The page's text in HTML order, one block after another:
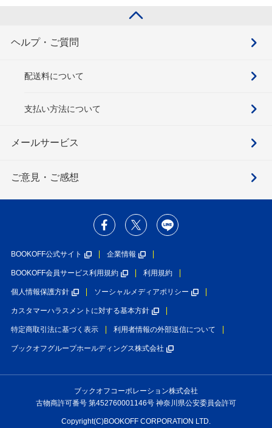
ヘルプ・ご質問
配送料について
支払い方法について
メールサービス
ご意見・ご感想
BOOKOFF公式サイト 企業情報
BOOKOFF会員サービス利用規約 利用規約
個人情報保護方針 ソーシャルメディアポリシー
カスタマーハラスメントに対する基本方針
特定商取引法に基づく表示 利用者情報の外部送信について
ブックオフグループホールディングス株式会社
ブックオフコーポレーション株式会社
古物商許可番号 第452760001146号 神奈川県公安委員会許可
Copyright(C)BOOKOFF CORPORATION LTD.